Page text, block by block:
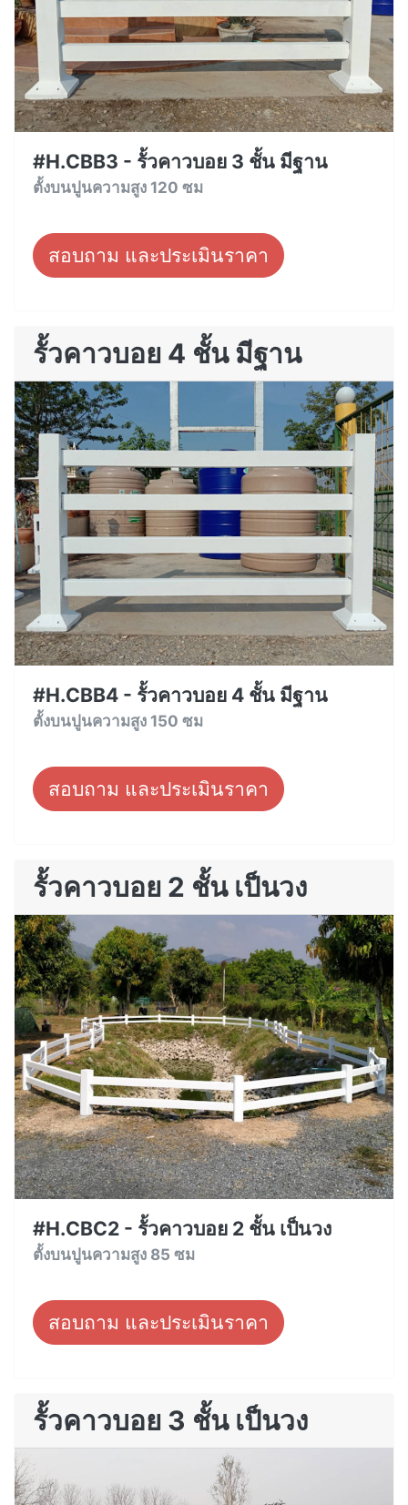
#H.CBB3 - รั้วคาวบอย 3 ชั้น มีฐาน
ตั้งบนปูนความสูง 120 ซม
สอบถาม และประเมินราคา
รั้วคาวบอย 4 ชั้น มีฐาน
#H.CBB4 - รั้วคาวบอย 4 ชั้น มีฐาน
ตั้งบนปูนความสูง 150 ซม
สอบถาม และประเมินราคา
รั้วคาวบอย 2 ชั้น เป็นวง
#H.CBC2 - รั้วคาวบอย 2 ชั้น เป็นวง
ตั้งบนปูนความสูง 85 ซม
สอบถาม และประเมินราคา
รั้วคาวบอย 3 ชั้น เป็นวง